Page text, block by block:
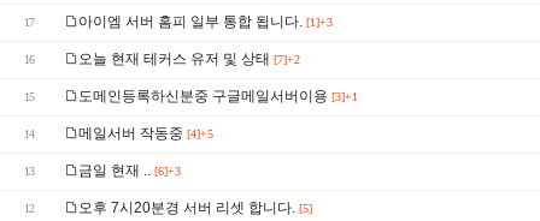
17 아이엠 서버 홈피 일부 통합 됩니다. [1]+3
16 오늘 현재 테커스 유저 및 상태 [7]+2
15 도메인등록하신분중 구글메일서버이용 [3]+1
14 메일서버 작동중 [4]+5
13 금일 현재 .. [6]+3
12 오후 7시20분경 서버 리셋 합니다. [5]